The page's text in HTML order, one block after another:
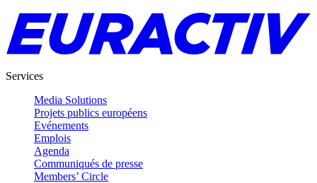
Services
Media Solutions
Projets publics européens
Evénements
Emplois
Agenda
Communiqués de presse
Members’ Circle